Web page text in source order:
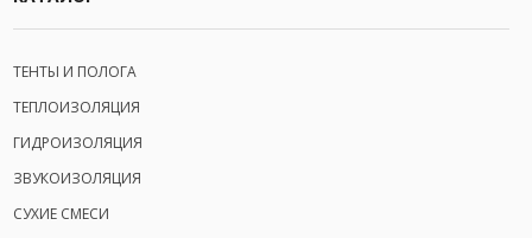
ТЕНТЫ И ПОЛОГА
ТЕПЛОИЗОЛЯЦИЯ
ГИДРОИЗОЛЯЦИЯ
ЗВУКОИЗОЛЯЦИЯ
СУХИЕ СМЕСИ